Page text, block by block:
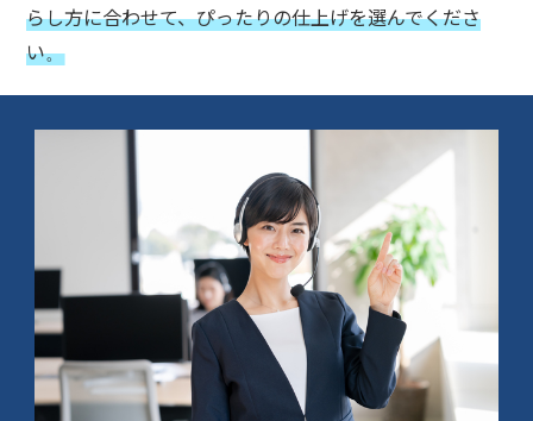
らし方に合わせて、ぴったりの仕上げを選んでくださ
い。